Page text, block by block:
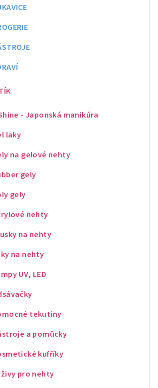
- Japonská manikúra
laky
na gelové nehty
gely
gely
nehty
na nehty
na nehty
UV, LED
tekutiny
a pomůcky
kufříky
pro nehty